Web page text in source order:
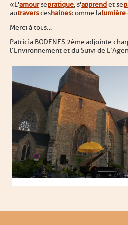
« L'amoursepratique, s'apprendet se
autraversdeshainescomme lalumière
Merci à tous…
Patricia BODENES 2ème adjointe
l’Environnement et du Suivi de